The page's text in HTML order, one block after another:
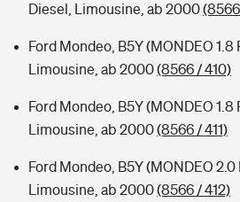
Diesel, Limousine, ab 2000
Ford Mondeo, B5Y (MONDEO 1.8
Limousine, ab 2000(8566 / 410)
Ford Mondeo, B5Y (MONDEO 1.8
Limousine, ab 2000(8566 / 411)
Ford Mondeo, B5Y (MONDEO 2.0
Limousine, ab 2000(8566 / 412)